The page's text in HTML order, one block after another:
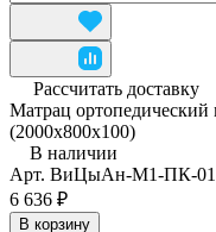
Рассчитать доставку
Матрац
(2000х800х100)
В наличии
Арт. ВиЦыАн-М1-ПК-01
6 636 ₽
В корзину